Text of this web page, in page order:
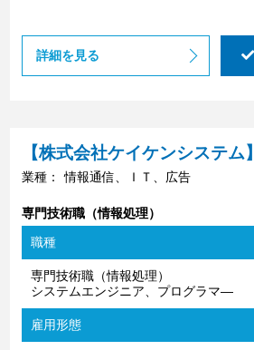
詳細を見る
【株式会社ケイケンシステム】
業種： 情報通信、ＩＴ、広告
専門技術職（情報処理）
職種
専門技術職（情報処理）
システムエンジニア、プログラマ―
雇用形態